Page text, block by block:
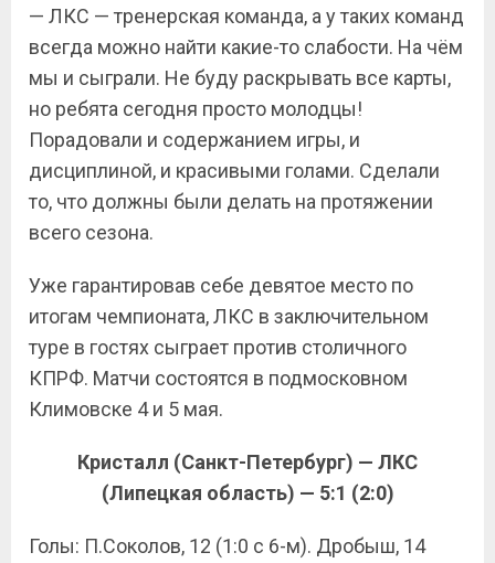
— ЛКС — тренерская команда, а у таких команд
всегда можно найти какие-то слабости. На чём
мы и сыграли. Не буду раскрывать все карты,
но ребята сегодня просто молодцы!
Порадовали и содержанием игры, и
дисциплиной, и красивыми голами. Сделали
то, что должны были делать на протяжении
всего сезона.
Уже гарантировав себе девятое место по
итогам чемпионата, ЛКС в заключительном
туре в гостях сыграет против столичного
КПРФ. Матчи состоятся в подмосковном
Климовске 4 и 5 мая.
Кристалл (Санкт-Петербург) — ЛКС
(Липецкая область) — 5:1 (2:0)
Голы: П.Соколов, 12 (1:0 с 6-м). Дробыш, 14